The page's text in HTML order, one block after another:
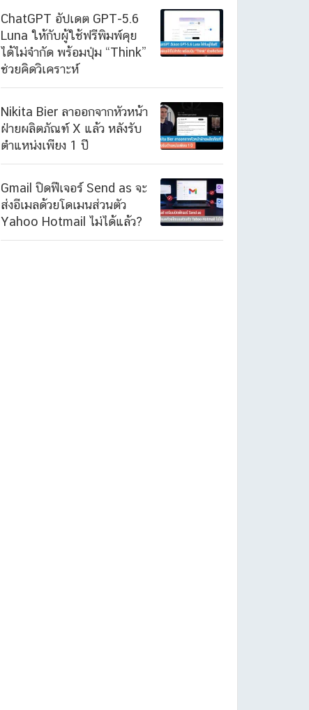
ChatGPT อัปเดต GPT-5.6
Luna ให้กับผู้ใช้ฟรีพิมพ์คุย
ได้ไม่จำกัด พร้อมปุ่ม “Think”
ช่วยคิดวิเคราะห์
Nikita Bier ลาออกจากหัวหน้า
ฝ่ายผลิตภัณฑ์ X แล้ว หลังรับ
ตำแหน่งเพียง 1 ปี
Gmail ปิดฟีเจอร์ Send as จะ
ส่งอีเมลด้วยโดเมนส่วนตัว
Yahoo Hotmail ไม่ได้แล้ว?